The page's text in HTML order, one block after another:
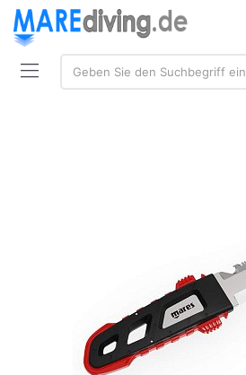
Suche:
Geben Sie den Suchbegriff ein